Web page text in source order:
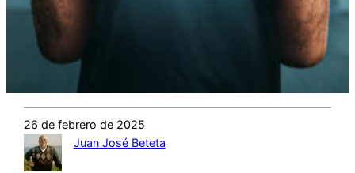
26 de febrero de 2025
Juan José Beteta